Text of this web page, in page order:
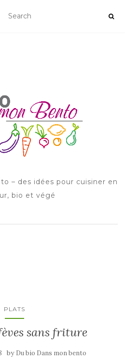
NAVIGATION
– des idées pour cuisiner en
bio et végé
PLATS
sans friture
by Du bio Dans mon bento